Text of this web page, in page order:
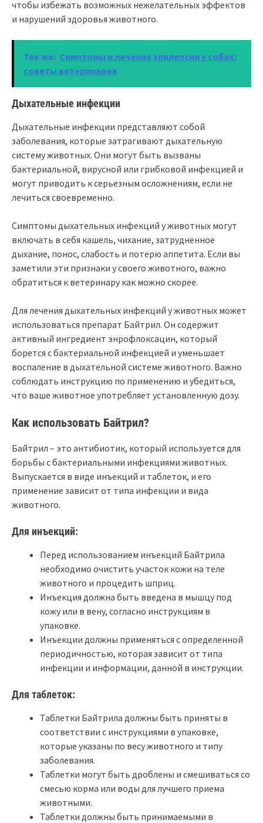
чтобы избежать возможных нежелательных эффектов
и нарушений здоровья животного.
Так же: Симптомы и лечение эпилепсии у собак:
советы ветеринаров
Дыхательные инфекции
Дыхательные инфекции представляют собой
заболевания, которые затрагивают дыхательную
систему животных. Они могут быть вызваны
бактериальной, вирусной или грибковой инфекцией и
могут приводить к серьезным осложнениям, если не
лечиться своевременно.
Симптомы дыхательных инфекций у животных могут
включать в себя кашель, чихание, затрудненное
дыхание, понос, слабость и потерю аппетита. Если вы
заметили эти признаки у своего животного, важно
обратиться к ветеринару как можно скорее.
Для лечения дыхательных инфекций у животных может
использоваться препарат Байтрил. Он содержит
активный ингредиент энрофлоксацин, который
борется с бактериальной инфекцией и уменьшает
воспаление в дыхательной системе животного. Важно
соблюдать инструкцию по применению и убедиться,
что ваше животное употребляет установленную дозу.
Как использовать Байтрил?
Байтрил – это антибиотик, который используется для
борьбы с бактериальными инфекциями животных.
Выпускается в виде инъекций и таблеток, и его
применение зависит от типа инфекции и вида
животного.
Для инъекций:
Перед использованием инъекций Байтрила
необходимо очистить участок кожи на теле
животного и процедить шприц.
Инъекция должна быть введена в мышцу под
кожу или в вену, согласно инструкциям в
упаковке.
Инъекции должны применяться с определенной
периодичностью, которая зависит от типа
инфекции и информации, данной в инструкции.
Для таблеток:
Таблетки Байтрила должны быть приняты в
соответствии с инструкциями в упаковке,
которые указаны по весу животного и типу
заболевания.
Таблетки могут быть дроблены и смешиваться со
смесью корма или воды для лучшего приема
животными.
Таблетки должны быть принимаемыми в